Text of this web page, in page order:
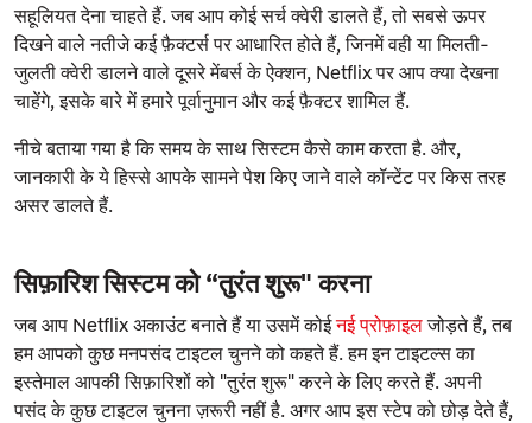
सहूलियत देना चाहते हैं. जब आप कोई सर्च क्वेरी डालते हैं, तो सबसे ऊपर
दिखने वाले नतीजे कई फ़ैक्टर्स पर आधारित होते हैं, जिनमें वही या मिलती-
जुलती क्वेरी डालने वाले दूसरे मेंबर्स के ऐक्शन, Netflix पर आप क्या देखना
चाहेंगे, इसके बारे में हमारे पूर्वानुमान और कई फ़ैक्टर शामिल हैं.
नीचे बताया गया है कि समय के साथ सिस्टम कैसे काम करता है. और,
जानकारी के ये हिस्से आपके सामने पेश किए जाने वाले कॉन्टेंट पर किस तरह
असर डालते हैं.
सिफ़ारिश सिस्टम को “तुरंत शुरू" करना
जब आप Netflix अकाउंट बनाते हैं या उसमें कोईनई प्रोफ़ाइलजोड़ते हैं, तब
हम आपको कुछ मनपसंद टाइटल चुनने को कहते हैं. हम इन टाइटल्स का
इस्तेमाल आपकी सिफ़ारिशों को "तुरंत शुरू" करने के लिए करते हैं. अपनी
पसंद के कुछ टाइटल चुनना ज़रूरी नहीं है. अगर आप इस स्टेप को छोड़ देते हैं,